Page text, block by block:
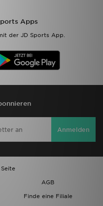
Apps
der JD Sports App.
Anmelden
AGB
Finde eine Filiale